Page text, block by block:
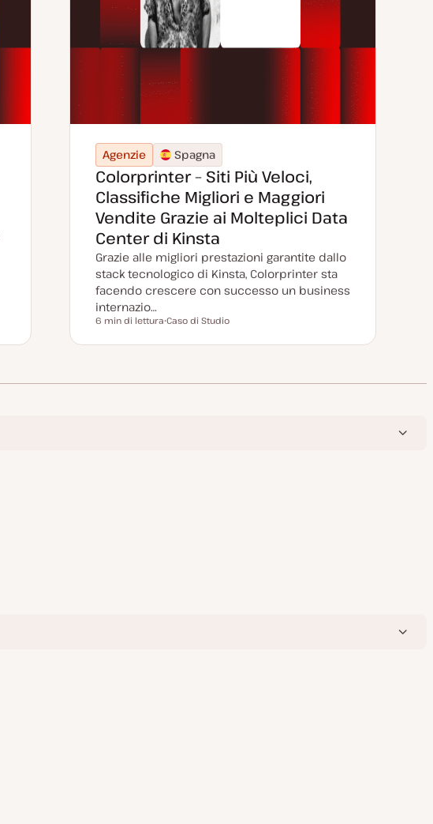
Agenzie Spagna
Colorprinter – Siti Più Veloci,
Classifiche Migliori e Maggiori
Vendite Grazie ai Molteplici Data
Center di Kinsta
Grazie alle migliori prestazioni garantite dallo
stack tecnologico di Kinsta, Colorprinter sta
facendo crescere con successo un business
internazio…
Tempo di lettura
6 min di lettura
y
Caso di Studio